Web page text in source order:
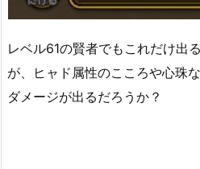
レベル61の賢者でもこれだけ出
が、ヒャド属性のこころや心珠
ダメージが出るだろうか？